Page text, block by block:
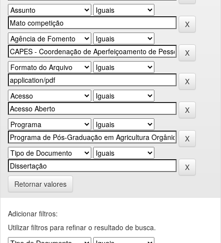
Retornar valores
Adicionar filtros:
Utilizar filtros para refinar o resultado de busca.